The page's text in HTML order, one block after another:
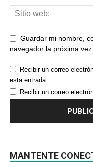
Guardar mi nombre,
navegador la próxima
Recibir un correo
esta entrada.
Recibir un correo
MANTENTE